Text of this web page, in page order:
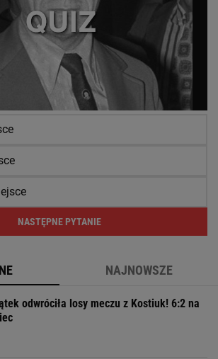
NASTĘPNE PYTANIE
NAJNOWSZE
odwróciła losy meczu z Kostiuk! 6:2 na